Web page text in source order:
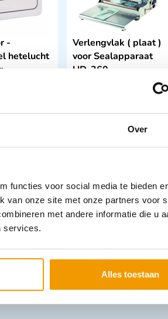
Over
functies voor social media te bieden
van onze site met onze partners voor
met andere informatie die u
services.
Alles toestaan
-
hetelucht
Verlengvlak ( plaat )
voor Sealapparaat
HD-260